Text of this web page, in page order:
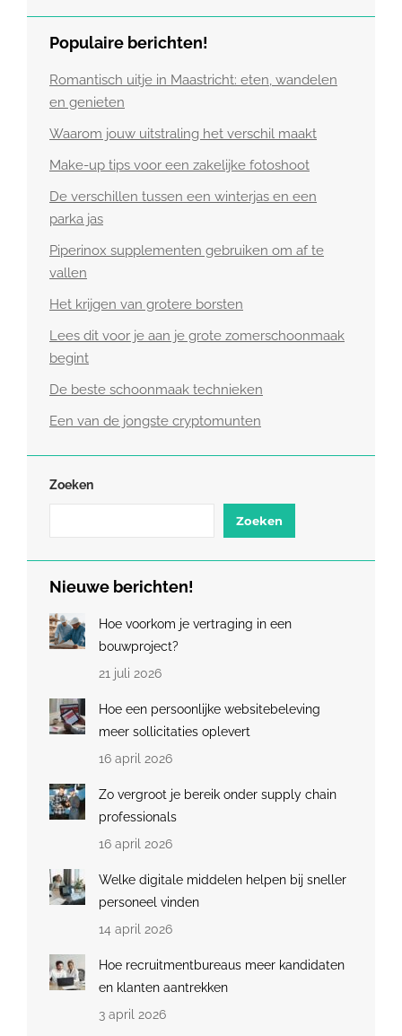
Populaire berichten!
Romantisch uitje in Maastricht: eten, wandelen
en genieten
Waarom jouw uitstraling het verschil maakt
Make-up tips voor een zakelijke fotoshoot
De verschillen tussen een winterjas en een
parka jas
Piperinox supplementen gebruiken om af te
vallen
Het krijgen van grotere borsten
Lees dit voor je aan je grote zomerschoonmaak
begint
De beste schoonmaak technieken
Een van de jongste cryptomunten
Zoeken
Zoeken
Nieuwe berichten!
Hoe voorkom je vertraging in een
bouwproject?
21 juli 2026
Hoe een persoonlijke websitebeleving
meer sollicitaties oplevert
16 april 2026
Zo vergroot je bereik onder supply chain
professionals
16 april 2026
Welke digitale middelen helpen bij sneller
personeel vinden
14 april 2026
Hoe recruitmentbureaus meer kandidaten
en klanten aantrekken
3 april 2026